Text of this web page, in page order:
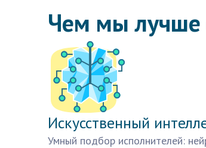
Чем мы лучше
Искусственный
Умный подбор исполнителей: